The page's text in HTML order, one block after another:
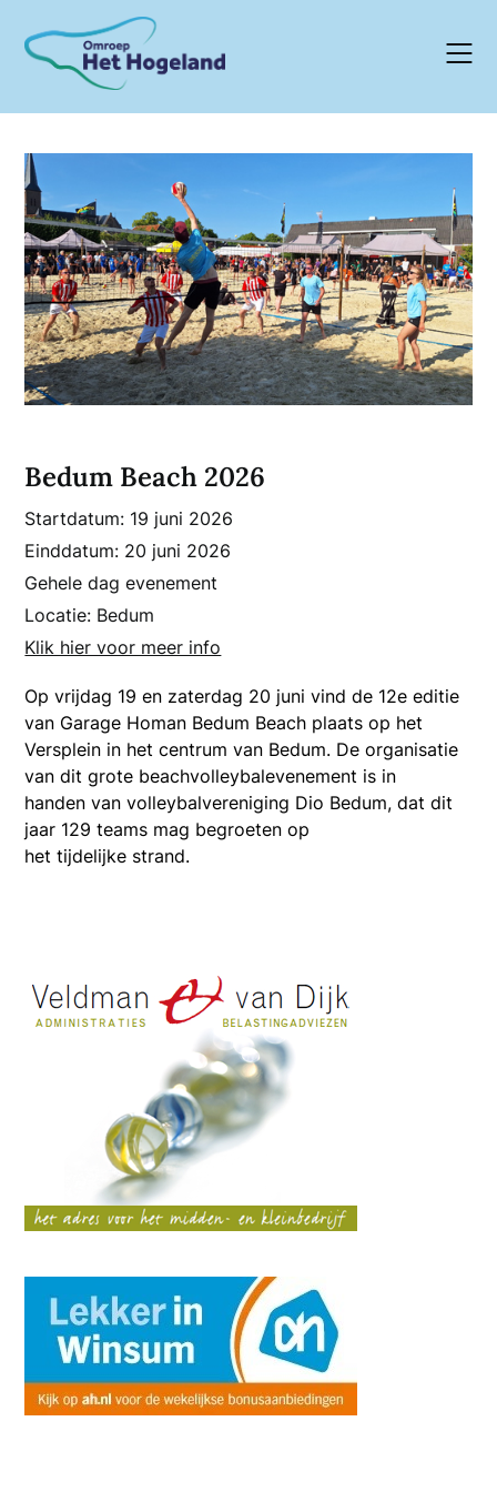
content
Bedum Beach 2026
Startdatum: 19 juni 2026
Einddatum: 20 juni 2026
Gehele dag evenement
Locatie: Bedum
Klik hier voor meer info
Op vrijdag 19 en zaterdag 20 juni vind de 12e editie
van Garage Homan Bedum Beach plaats op het
Versplein in het centrum van Bedum. De organisatie
van dit grote beachvolleybalevenement is in
handen van volleybalvereniging Dio Bedum, dat dit
jaar 129 teams mag begroeten op
het tijdelijke strand.